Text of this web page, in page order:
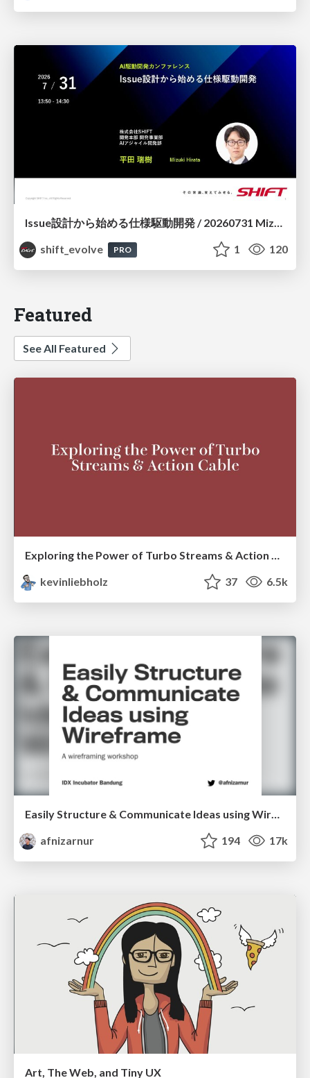
Issue設計から始める仕様駆動開発 / 20260731 Mizuki Hirata
shift_evolve
PRO 1 120
Featured
See All Featured
Exploring the Power of Turbo Streams & Action Cable | RailsConf2023
kevinliebholz
37 6.5k
Easily Structure & Communicate Ideas using Wireframe
afnizarnur
194 17k
Art, The Web, and Tiny UX